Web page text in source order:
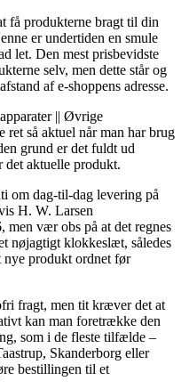
få produkterne bragt til din
er undertiden en smule
let. Den mest prisbevidste
selv, men dette står og
af e-shoppens adresse.
|| Øvrige
ret så aktuel når man har brug
grund er det fuldt ud
det aktuelle produkt.
om dag-til-dag levering på
H. W. Larsen
men vær obs på at det regnes
nøjagtigt klokkeslæt, således
nye produkt ordnet før
fragt, men tit kræver det at
kan man foretrække den
som i de fleste tilfælde –
Skanderborg eller
bestillingen til et